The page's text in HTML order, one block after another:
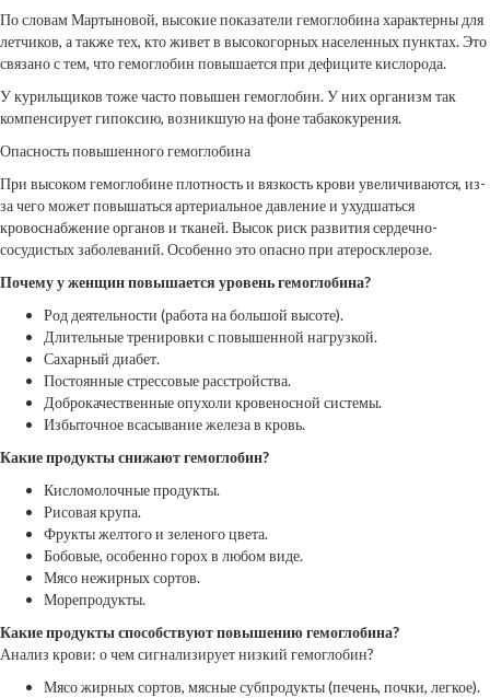
По словам Мартыновой, высокие показатели гемоглобина характерны для
летчиков, а также тех, кто живет в высокогорных населенных пунктах. Это
связано с тем, что гемоглобин повышается при дефиците кислорода.
У курильщиков тоже часто повышен гемоглобин. У них организм так
компенсирует гипоксию, возникшую на фоне табакокурения.
Опасность повышенного гемоглобина
При высоком гемоглобине плотность и вязкость крови увеличиваются, из-
за чего может повышаться артериальное давление и ухудшаться
кровоснабжение органов и тканей. Высок риск развития сердечно-
сосудистых заболеваний. Особенно это опасно при атеросклерозе.
Почему у женщин повышается уровень гемоглобина?
Род деятельности (работа на большой высоте).
Длительные тренировки с повышенной нагрузкой.
Сахарный диабет.
Постоянные стрессовые расстройства.
Доброкачественные опухоли кровеносной системы.
Избыточное всасывание железа в кровь.
Какие продукты снижают гемоглобин?
Кисломолочные продукты.
Рисовая крупа.
Фрукты желтого и зеленого цвета.
Бобовые, особенно горох в любом виде.
Мясо нежирных сортов.
Морепродукты.
Какие продукты способствуют повышению гемоглобина?
Анализ крови: о чем сигнализирует низкий гемоглобин?
Мясо жирных сортов, мясные субпродукты (печень, почки, легкое).